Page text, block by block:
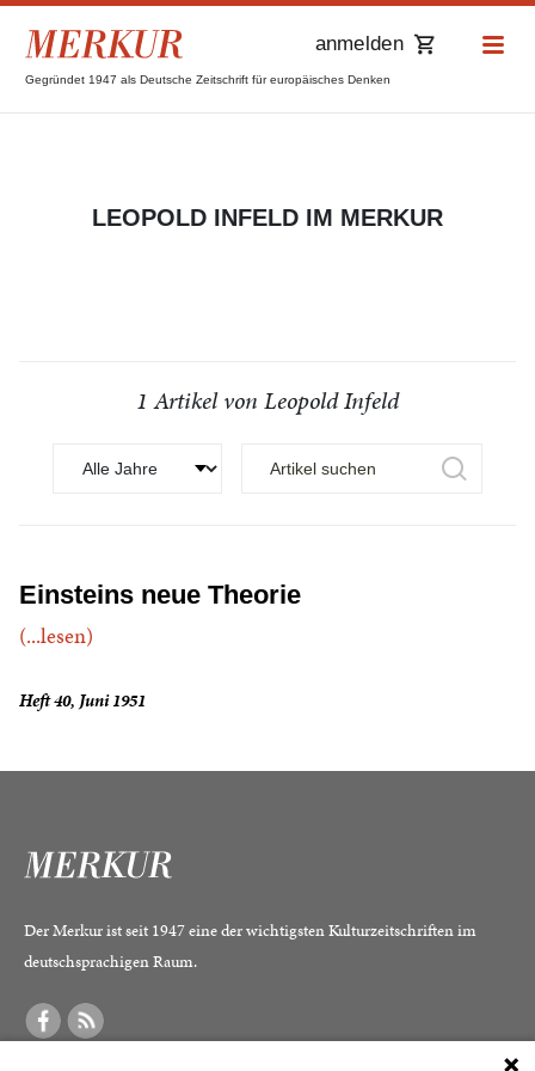
Gegründet 1947 als Deutsche Zeitschrift für europäisches Denken
anmelden
LEOPOLD INFELD IM MERKUR
1 Artikel von Leopold Infeld
Einsteins neue Theorie
(...lesen)
Heft 40, Juni 1951
Der Merkur ist seit 1947 eine der wichtigsten Kulturzeitschriften im
deutschsprachigen Raum.